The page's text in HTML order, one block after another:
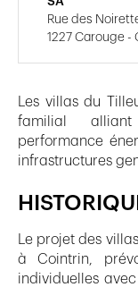
Les villas du
familial
performance
infrastructures
Le projet des
à Cointrin,
individuelles
Rue des
1227 Carouge -